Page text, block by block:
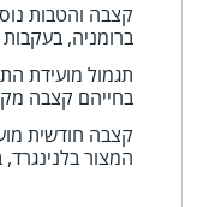
קצבה והטבות
ברומניה,
תגמול מועידת
בחייהם קצבה
קצבה חודשית
המצור